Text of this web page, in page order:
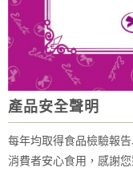
產品安全聲明
每年均取得食品檢驗報
消費者安心食用，感謝